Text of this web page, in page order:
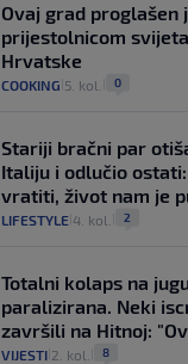
Ovaj grad proglašen
prijestolnicom
Hrvatske
COOKING 5. kol. 0
Stariji bračni par
Italiju i odlučio
vratiti, život nam je
LIFESTYLE 4. kol. 2
Totalni kolaps na
paralizirana. Neki
završili na Hitnoj:
VIJESTI 2. kol. 8